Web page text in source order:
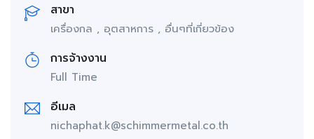
สาขา
เครื่องกล , อุตสาหการ , อื่นๆที่เกี่ยวข้อง
การจ้างงาน
Full Time
อีเมล
nichaphat.k@schimmermetal.co.th